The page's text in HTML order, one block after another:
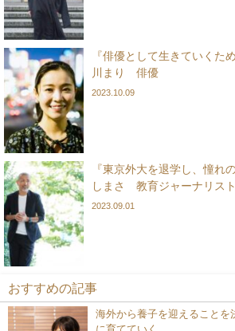
『俳優として生きていくた
川まり 俳優
2023.10.09
『東京外大を退学し、憧れ
しまさ 教育ジャーナリスト
2023.09.01
おすすめの記事
海外から養子を迎えることを